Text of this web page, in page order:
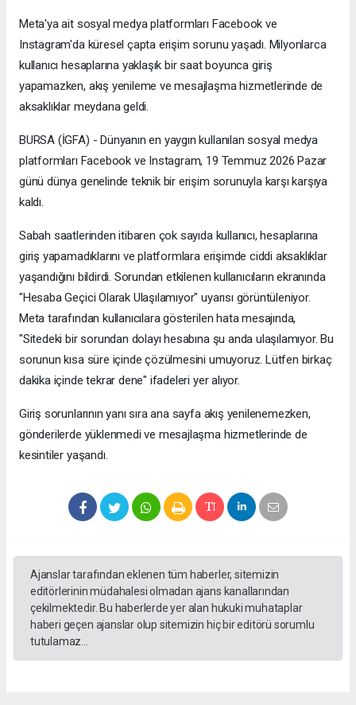
Meta'ya ait sosyal medya platformları Facebook ve
Instagram'da küresel çapta erişim sorunu yaşadı. Milyonlarca
kullanıcı hesaplarına yaklaşık bir saat boyunca giriş
yapamazken, akış yenileme ve mesajlaşma hizmetlerinde de
aksaklıklar meydana geldi.
BURSA (İGFA) - Dünyanın en yaygın kullanılan sosyal medya
platformları Facebook ve Instagram, 19 Temmuz 2026 Pazar
günü dünya genelinde teknik bir erişim sorunuyla karşı karşıya
kaldı.
Sabah saatlerinden itibaren çok sayıda kullanıcı, hesaplarına
giriş yapamadıklarını ve platformlara erişimde ciddi aksaklıklar
yaşandığını bildirdi. Sorundan etkilenen kullanıcıların ekranında
"Hesaba Geçici Olarak Ulaşılamıyor" uyarısı görüntüleniyor.
Meta tarafından kullanıcılara gösterilen hata mesajında,
"Sitedeki bir sorundan dolayı hesabına şu anda ulaşılamıyor. Bu
sorunun kısa süre içinde çözülmesini umuyoruz. Lütfen birkaç
dakika içinde tekrar dene" ifadeleri yer alıyor.
Giriş sorunlarının yanı sıra ana sayfa akış yenilenemezken,
gönderilerde yüklenmedi ve mesajlaşma hizmetlerinde de
kesintiler yaşandı.
Ajanslar tarafından eklenen tüm haberler, sitemizin
editörlerinin müdahalesi olmadan ajans kanallarından
çekilmektedir. Bu haberlerde yer alan hukuki muhataplar
haberi geçen ajanslar olup sitemizin hiç bir editörü sorumlu
tutulamaz...